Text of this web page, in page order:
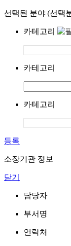
선택된 분야 (선택
카테고리
카테고리
카테고리
등록
소장기관 정보
닫기
담당자
부서명
연락처